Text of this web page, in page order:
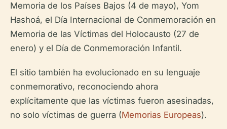
Memoria de los Países Bajos (4 de mayo), Yom
Hashoá, el Día Internacional de Conmemoración en
Memoria de las Víctimas del Holocausto (27 de
enero) y el Día de Conmemoración Infantil.
El sitio también ha evolucionado en su lenguaje
conmemorativo, reconociendo ahora
explícitamente que las víctimas fueron asesinadas,
no solo víctimas de guerra (Memorias Europeas).